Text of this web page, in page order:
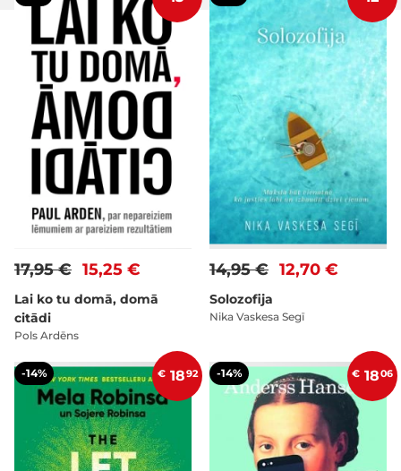
15,25 €
17,95 €
Lai ko tu domā, domā
citādi
Pols Ardēns
12,70 €
14,95 €
Solozofija
Nika Vaskesa Segī
-14% € 1892 -14% € 1806